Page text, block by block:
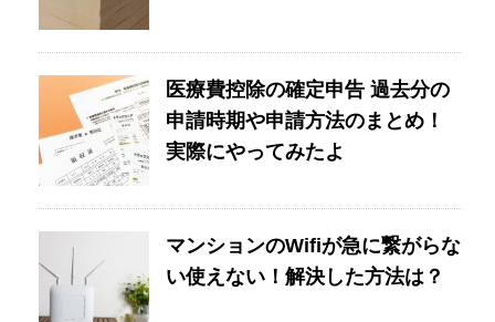
医療費控除の確定申告 過去分の
申請時期や申請方法のまとめ！
実際にやってみたよ
マンションのWifiが急に繋がらな
い使えない！解決した方法は？